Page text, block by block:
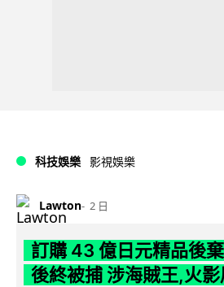
科技娛樂 影視娛樂
Lawton 2 日
訂購 43 億日元精品後
後終被捕 涉海賊王,火